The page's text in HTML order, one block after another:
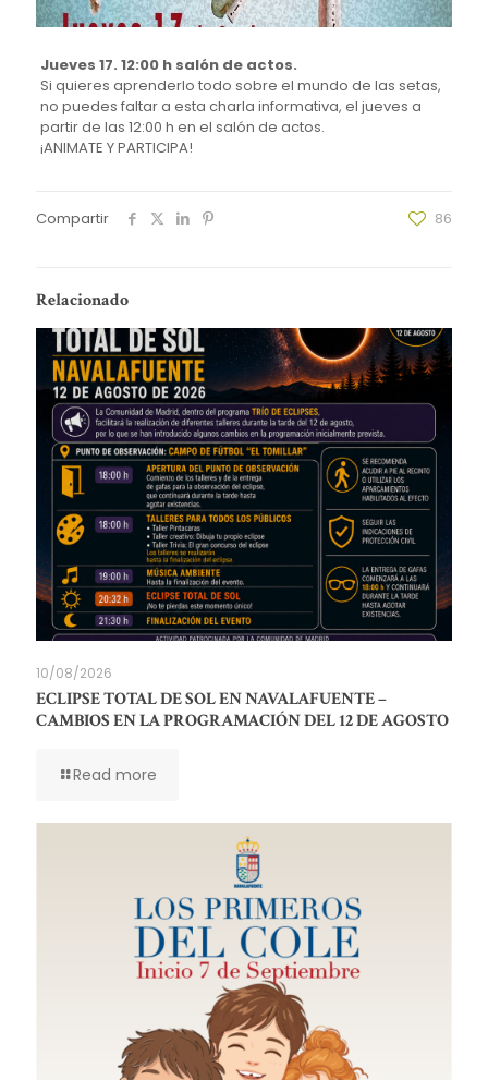
Jueves 17. 12:00 h salón de actos.
Si quieres aprenderlo todo sobre el mundo de las setas,
no puedes faltar a esta charla informativa, el jueves a
partir de las 12:00 h en el salón de actos.
¡ANIMATE Y PARTICIPA!
Compartir 86
Relacionado
10/08/2026
ECLIPSE TOTAL DE SOL EN NAVALAFUENTE –
CAMBIOS EN LA PROGRAMACIÓN DEL 12 DE AGOSTO
Read more